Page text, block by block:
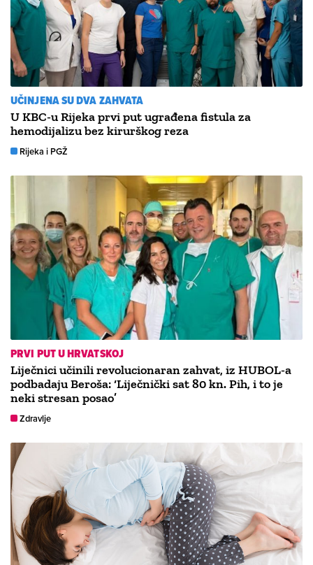
UČINJENA SU DVA ZAHVATA
U KBC-u Rijeka prvi put ugrađena fistula za
hemodijalizu bez kirurškog reza
Rijeka i PGŽ
PRVI PUT U HRVATSKOJ
Liječnici učinili revolucionaran zahvat, iz HUBOL-a
podbadaju Beroša: ‘Liječnički sat 80 kn. Pih, i to je
neki stresan posao’
Zdravlje